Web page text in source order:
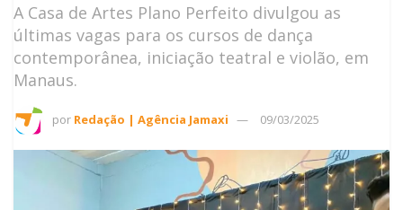
A Casa de Artes Plano Perfeito divulgou as
últimas vagas para os cursos de dança
contemporânea, iniciação teatral e violão, em
Manaus.
por Redação | Agência Jamaxi 09/03/2025